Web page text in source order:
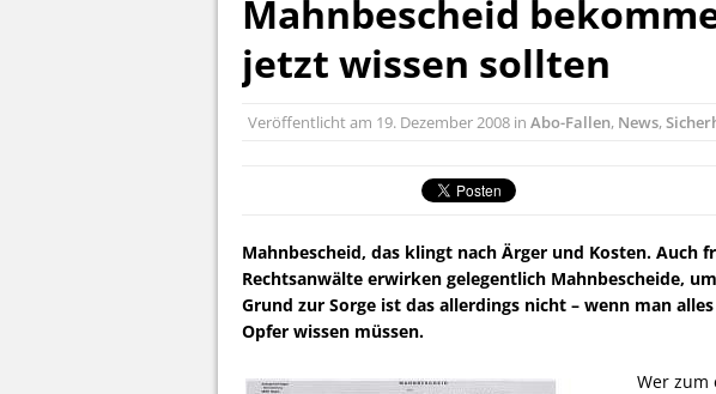
Mahnbescheid
jetzt wissen sollten
Veröffentlicht am 19. Dezember 2008 in Abo-Fallen, News,
Mahnbescheid, das klingt nach Ärger und Kosten. Auch
Rechtsanwälte erwirken gelegentlich Mahnbescheide,
Grund zur Sorge ist das allerdings nicht – wenn man
Opfer wissen müssen.
Wer zum